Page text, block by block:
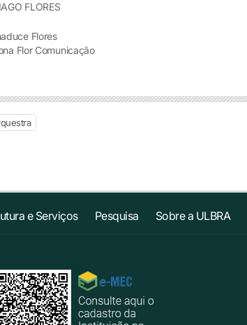
FLORES
Flores
Flor Comunicação
e Serviços Pesquisa Sobre a ULBRA